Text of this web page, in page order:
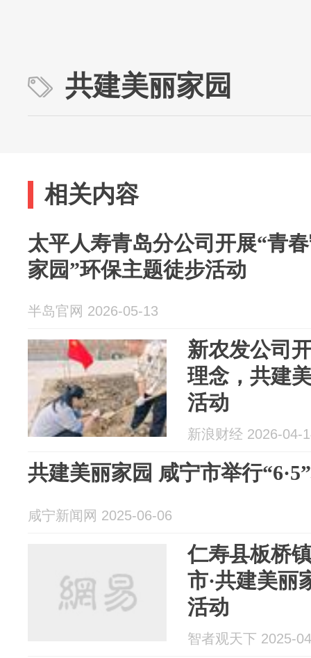
共建美丽家园
相关内容
太平人寿青岛分公司开展“青
家园”环保主题徒步活动
半岛官网 2026-05-13
新农发公司
理念，共建
活动
新浪财经 2026-04-
共建美丽家园 咸宁市举行
咸宁新闻网 2025-06-06
仁寿县板桥
市·共建美丽
活动
智者观天下 2025-